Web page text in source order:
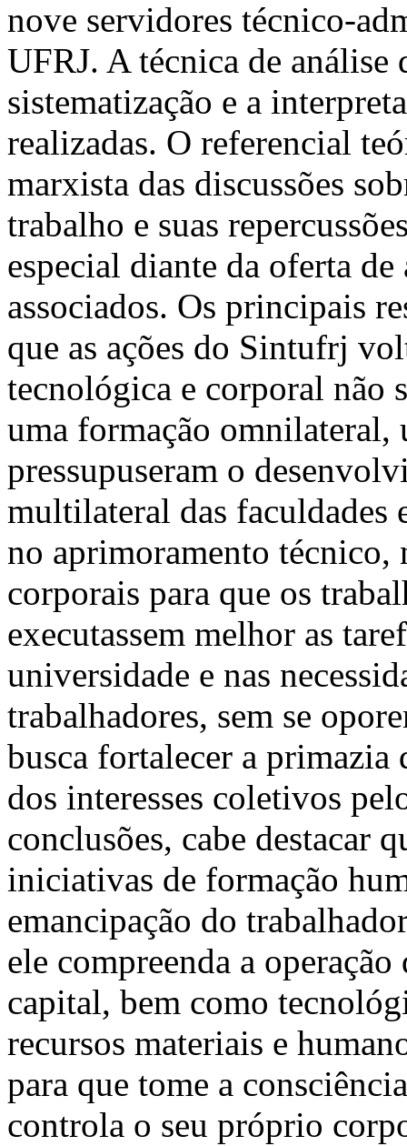
nove servidores técnico-
UFRJ. A técnica de
sistematização e a
realizadas. O referencial
marxista das discussões
trabalho e suas
especial diante da oferta
associados. Os principais
que as ações do Sintufrj
tecnológica e corporal não
uma formação omnilateral,
pressupuseram o
multilateral das faculdades
no aprimoramento técnico,
corporais para que os
executassem melhor as
universidade e nas
trabalhadores, sem se
busca fortalecer a primazia
dos interesses coletivos
conclusões, cabe destacar
iniciativas de formação
emancipação do
ele compreenda a
capital, bem como
recursos materiais e
para que tome a
controla o seu próprio